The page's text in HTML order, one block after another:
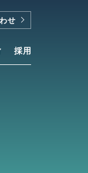
採用
せ